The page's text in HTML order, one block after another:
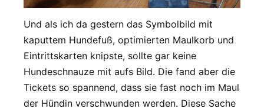
Und als ich da gestern das Symbolbild mit
kaputtem Hundefuß, optimierten Maulkorb und
Eintrittskarten knipste, sollte gar keine
Hundeschnauze mit aufs Bild. Die fand aber die
Tickets so spannend, dass sie fast noch im Maul
der Hündin verschwunden werden. Diese Sache